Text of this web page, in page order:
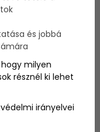
van
vagy
sokszor túl
van. Persze
- de a legtöbb
csak egy
nem igazán
úgy az életben
a pillanatokból
és jobbá
milyen
résznél ki lehet
irányelvei